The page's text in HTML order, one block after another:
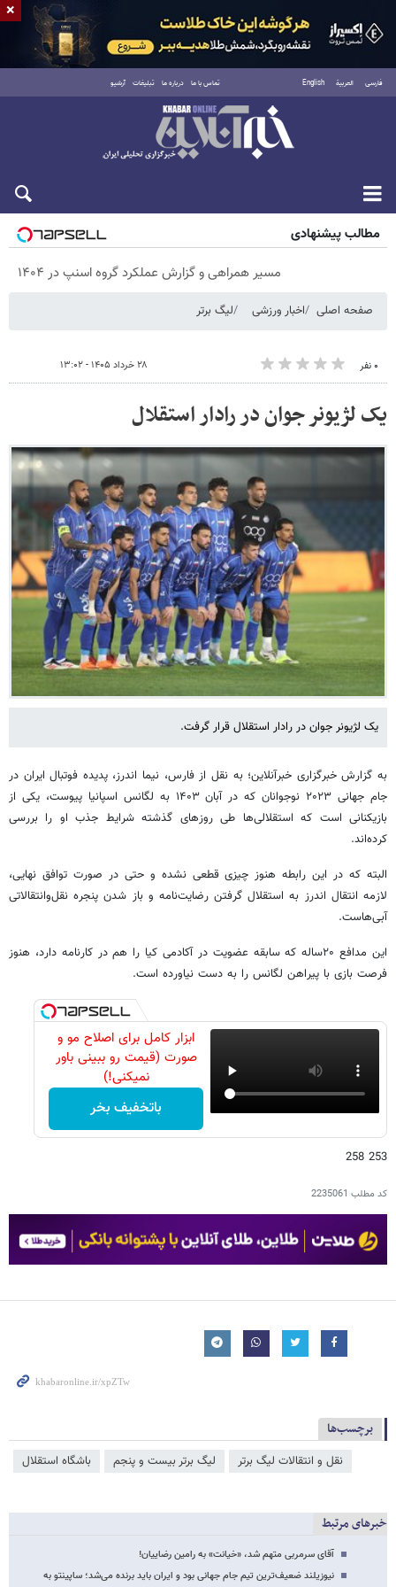
فارسی العربية English تماس با ما درباره ما تبلیغات آرشیو
پنجشنبه ۱۵ مرداد ۱۴۰۵
مطالب پیشنهادی
مسیر همراهی و گزارش عملکرد گروه اسنپ در ۱۴۰۴
صفحه اصلی اخبار ورزشی لیگ برتر
۰ نفر ۲۸ خرداد ۱۴۰۵ - ۱۳:۰۲
یک لژیونر جوان در رادار استقلال
یک لژیونر جوان در رادار استقلال قرار گرفت.
به گزارش خبرگزاری خبرآنلاین؛ به نقل از فارس، نیما اندرز، پدیده فوتبال ایران در
جام جهانی ۲۰۲۳ نوجوانان که در آبان ۱۴۰۳ به لگانس اسپانیا پیوست، یکی از
بازیکنانی است که استقلالی‌ها طی روزهای گذشته شرایط جذب او را بررسی
کرده‌اند.
البته که در این ‌رابطه هنوز چیزی قطعی نشده و حتی در صورت توافق نهایی،
لازمه انتقال اندرز به استقلال گرفتن رضایت‌نامه و باز شدن پنجره نقل‌وانتقالاتی
آبی‌هاست‌.
این مدافع ۲۰ساله که سابقه عضویت در آکادمی کیا را هم در کارنامه دارد، هنوز
فرصت بازی با پیراهن لگانس را به دست نیاورده است.
ابزار کامل برای اصلاح مو و
صورت (قیمت رو ببینی باور
نمیکنی!)
باتخفیف بخر
253 258
کد مطلب 2235061
برچسب‌ها
نقل و انتقالات لیگ برتر لیگ برتر بیست و پنجم باشگاه استقلال
خبرهای مرتبط
آقای سرمربی متهم شد، «خیانت» به رامین رضاییان!
نیوزیلند ضعیف‌ترین تیم جام جهانی بود و ایران باید برنده می‌شد؛ ساپینتو به
×